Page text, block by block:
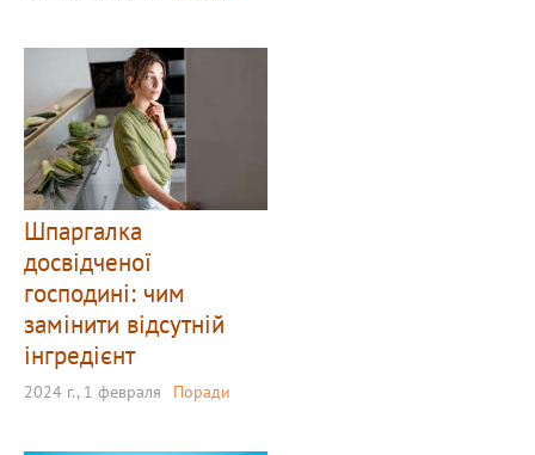
Шпаргалка
досвідченої
господині: чим
замінити відсутній
інгредієнт
2024 г., 1 февраля Поради